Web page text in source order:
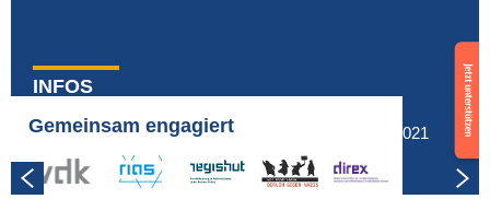
Gemeinsam engagiert
vdk rias regishut bgn direx
Previous:
Erstes
Berliner
Fußballfest
auf dem
Tempelhofer
Feld
Next:
INFOS
Fragen & Antworten
Impressum & Datenschutz
© MBR Berlin 2021
Support
now